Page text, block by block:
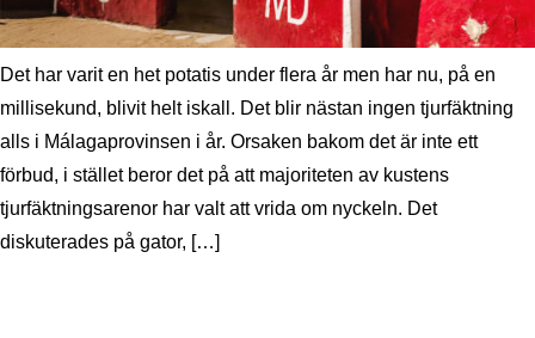
Det har varit en het potatis under flera år men har nu, på en
millisekund, blivit helt iskall. Det blir nästan ingen tjurfäktning
alls i Málagaprovinsen i år. Orsaken bakom det är inte ett
förbud, i stället beror det på att majoriteten av kustens
tjurfäktningsarenor har valt att vrida om nyckeln. Det
diskuterades på gator, […]